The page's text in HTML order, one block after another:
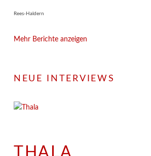
Rees-Haldern
Mehr Berichte anzeigen
NEUE INTERVIEWS
THALA